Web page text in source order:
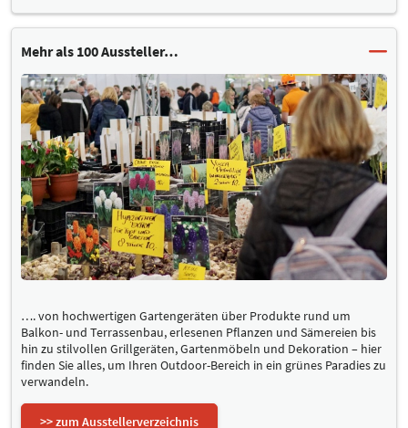
Mehr als 100 Aussteller…
…. von hochwertigen Gartengeräten über Produkte rund um
Balkon- und Terrassenbau, erlesenen Pflanzen und Sämereien bis
hin zu stilvollen Grillgeräten, Gartenmöbeln und Dekoration – hier
finden Sie alles, um Ihren Outdoor-Bereich in ein grünes Paradies zu
verwandeln.
>> zum Ausstellerverzeichnis